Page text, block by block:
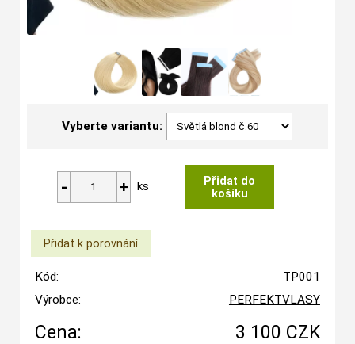
Vyberte variantu:
ks
Kód:
TP001
Výrobce:
PERFEKTVLASY
Cena: 3 100 CZK